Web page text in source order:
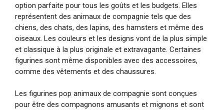
option parfaite pour tous les goûts et les budgets. Elles
représentent des animaux de compagnie tels que des
chiens, des chats, des lapins, des hamsters et même des
oiseaux. Les couleurs et les designs vont de la plus simple
et classique à la plus originale et extravagante. Certaines
figurines sont même disponibles avec des accessoires,
comme des vêtements et des chaussures.
Les figurines pop animaux de compagnie sont conçues
pour être des compagnons amusants et mignons et sont